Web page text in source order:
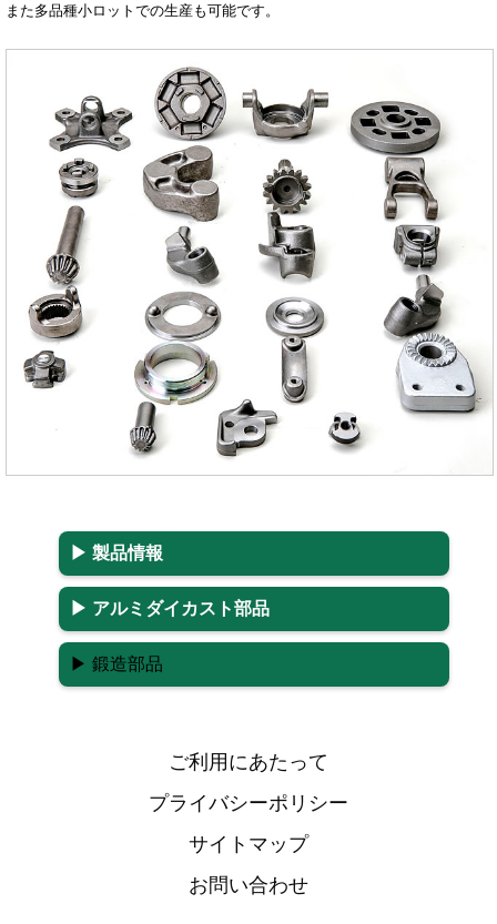
また多品種小ロットでの生産も可能です。
▶ 製品情報
▶ アルミダイカスト部品
▶ 鍛造部品
ご利用にあたって
プライバシーポリシー
サイトマップ
お問い合わせ